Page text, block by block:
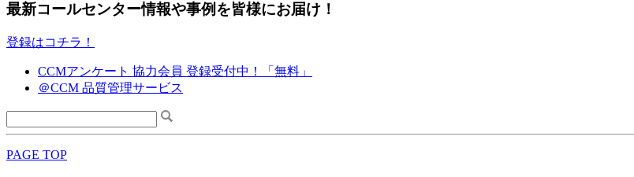
最新コールセンター情報や事例を皆様にお届け！
登録はコチラ！
CCMアンケート 協力会員 登録受付中！「無料」
＠CCM 品質管理サービス
PAGE TOP